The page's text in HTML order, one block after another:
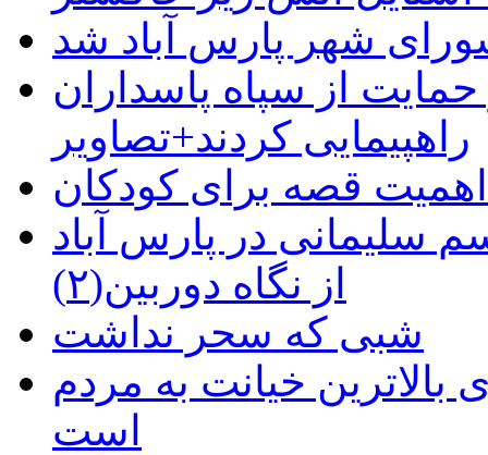
شهر پارس آباد شد
از سپاه پاسداران
راهپیمایی کردند+تصاویر
سلیمانی در پارس آباد
از نگاه دوربین(۲)
شبی که سحر نداشت
خیانت به مردم
است